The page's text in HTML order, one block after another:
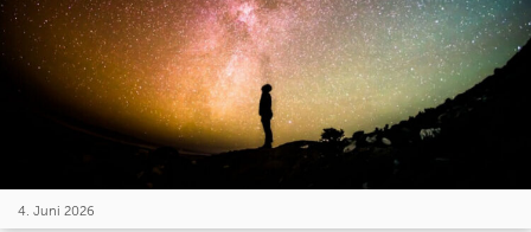
4. Juni 2026